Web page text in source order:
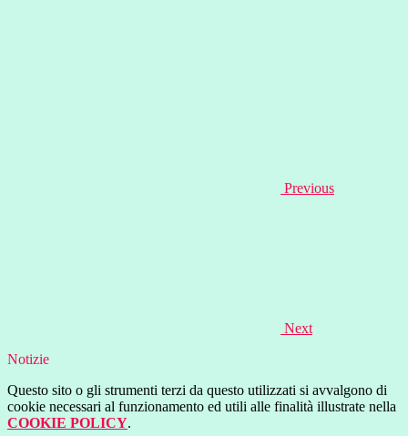
Previous
Next
Notizie
Questo sito o gli strumenti terzi da questo utilizzati si avvalgono di
cookie necessari al funzionamento ed utili alle finalità illustrate nella
COOKIE POLICY.